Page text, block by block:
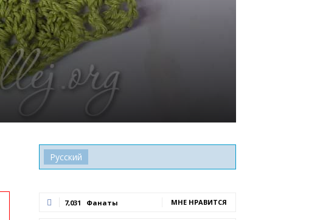
Русский
7,031 Фанаты МНЕ НРАВИТСЯ